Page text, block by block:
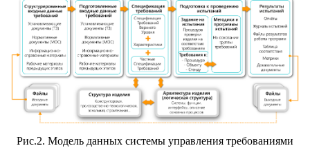
Рис.2. Модель данных системы управления требованиями